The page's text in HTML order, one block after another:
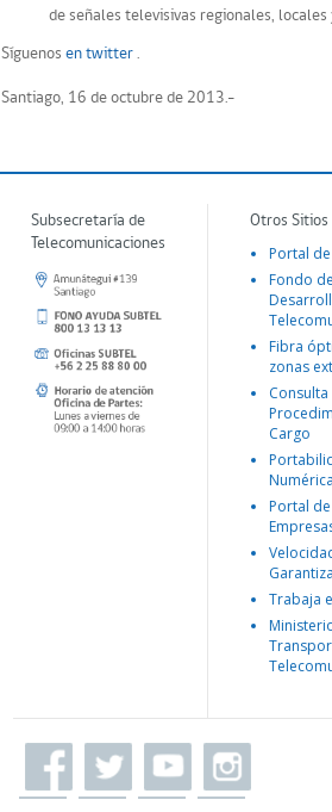
de señales televisivas regionales,
Síguenos en twitter .
Santiago, 16 de octubre de 2013.-
Subsecretaría de
Telecomunicaciones
Otros
Portal
Fondo
Fibra
zonas
Consulta
Cargo
Portal
Trabaja